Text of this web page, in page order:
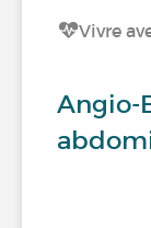
Vivre
Angio-